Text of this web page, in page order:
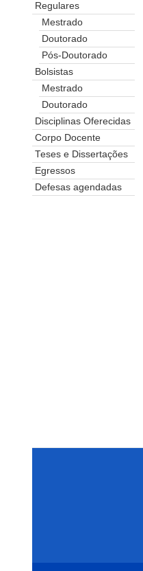
Regulares
Mestrado
Doutorado
Pós-Doutorado
Bolsistas
Mestrado
Doutorado
Disciplinas Oferecidas
Corpo Docente
Teses e Dissertações
Egressos
Defesas agendadas